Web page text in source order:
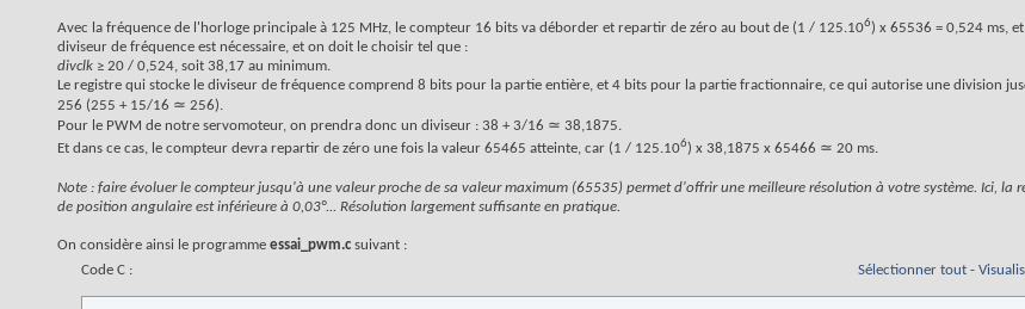
Avec la fréquence de l'horloge principale à 125 MHz, le compteur 16 bits va déborder et repartir de zéro au bout de (1 / 125.106) x 65536 = 0,524 ms,
diviseur de fréquence est nécessaire, et on doit le choisir tel que :
divclk ≥ 20 / 0,524, soit 38,17 au minimum.
Le registre qui stocke le diviseur de fréquence comprend 8 bits pour la partie entière, et 4 bits pour la partie fractionnaire, ce qui autorise une division
256 (255 + 15/16 ≃ 256).
Pour le PWM de notre servomoteur, on prendra donc un diviseur : 38 + 3/16 ≃ 38,1875.
Et dans ce cas, le compteur devra repartir de zéro une fois la valeur 65465 atteinte, car (1 / 125.106) x 38,1875 x 65466 ≃ 20 ms.
Note : faire évoluer le compteur jusqu'à une valeur proche de sa valeur maximum (65535) permet d'offrir une meilleure résolution à votre système. Ici, la
de position angulaire est inférieure à 0,03°... Résolution largement suffisante en pratique.
On considère ainsi le programme essai_pwm.c suivant :
Code C :
Sélectionner tout -